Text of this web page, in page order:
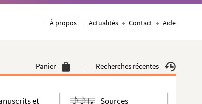
À propos Actualités Contact Aide
Panier Recherches récentes
et
Sources